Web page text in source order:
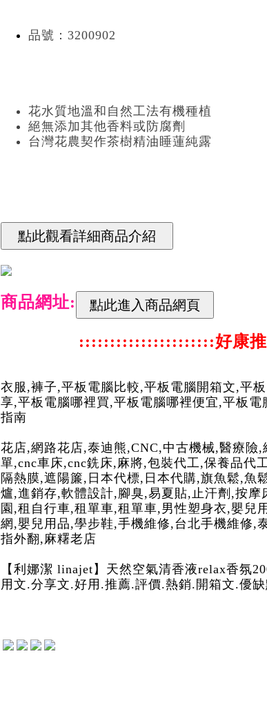
品號：3200902
花水質地溫和自然工法有機種植
絕無添加其他香料或防腐劑
台灣花農契作茶樹精油睡蓮純露
商品網址:
::::::::::::::::::::::好康
衣服,褲子,平板電腦比較,平板電腦開箱文,平
享,平板電腦哪裡買,平板電腦哪裡便宜,平板
指南
花店,網路花店,泰迪熊,CNC,中古機械,醫療險
單,cnc車床,cnc銑床,麻將,包裝代工,保養品代
隔熱膜,遮陽簾,日本代標,日本代購,旗魚鬆,魚
爐,進銷存,軟體設計,腳臭,易夏貼,止汗劑,按
園,租自行車,租單車,租單車,男性塑身衣,嬰兒
網,嬰兒用品,學步鞋,手機維修,台北手機維修,
指外翻,麻糬老店
【利娜潔 linajet】天然空氣清香液relax香氛
用文.分享文.好用.推薦.評價.熱銷.開箱文.優